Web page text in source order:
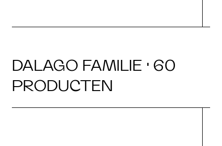
DALAGO FAMILIE · 60
PRODUCTEN